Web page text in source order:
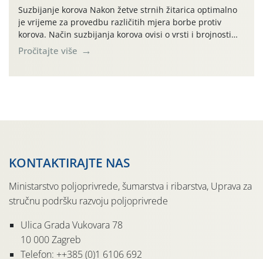
Suzbijanje korova Nakon žetve strnih žitarica optimalno
je vrijeme za provedbu različitih mjera borbe protiv
korova. Način suzbijanja korova ovisi o vrsti i brojnosti
korova. Najčešće su dovoljne mehaničke mjere poput
prašenja strništa, ali je ponekad nužno primijeniti i
Pročitajte više
KONTAKTIRAJTE NAS
Ministarstvo poljoprivrede, šumarstva i ribarstva, Uprava za
stručnu podršku razvoju poljoprivrede
Ulica Grada Vukovara 78
10 000 Zagreb
Telefon: ++385 (0)1 6106 692